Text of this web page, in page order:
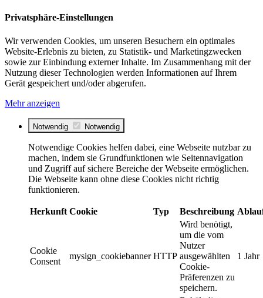
Privatsphäre-Einstellungen
Wir verwenden Cookies, um unseren Besuchern ein optimales
Website-Erlebnis zu bieten, zu Statistik- und Marketingzwecken
sowie zur Einbindung externer Inhalte. Im Zusammenhang mit der
Nutzung dieser Technologien werden Informationen auf Ihrem
Gerät gespeichert und/oder abgerufen.
Mehr anzeigen
Notwendig Notwendig
Notwendige Cookies helfen dabei, eine Webseite nutzbar zu
machen, indem sie Grundfunktionen wie Seitennavigation
und Zugriff auf sichere Bereiche der Webseite ermöglichen.
Die Webseite kann ohne diese Cookies nicht richtig
funktionieren.
Herkunft Cookie Typ Beschreibung
Cookie
Consent
mysign_cookiebanner HTTP
Wird benötigt,
um die vom
Nutzer
ausgewählten
Cookie-
Präferenzen zu
speichern.
1 Jahr